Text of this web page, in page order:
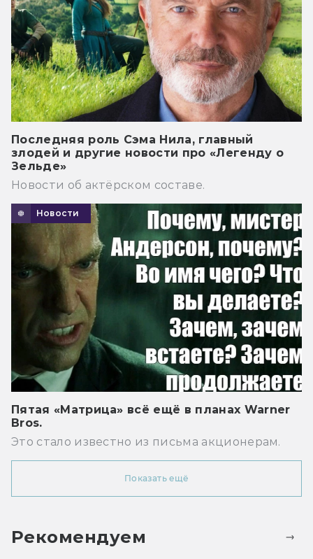
Последняя роль Сэма Нила, главный
злодей и другие новости про «Легенду о
Зельде»
Новости об актёрском составе.
Новости
Пятая «Матрица» всё ещё в планах Warner
Bros.
Это стало известно из письма акционерам.
Показать ещё
Рекомендуем